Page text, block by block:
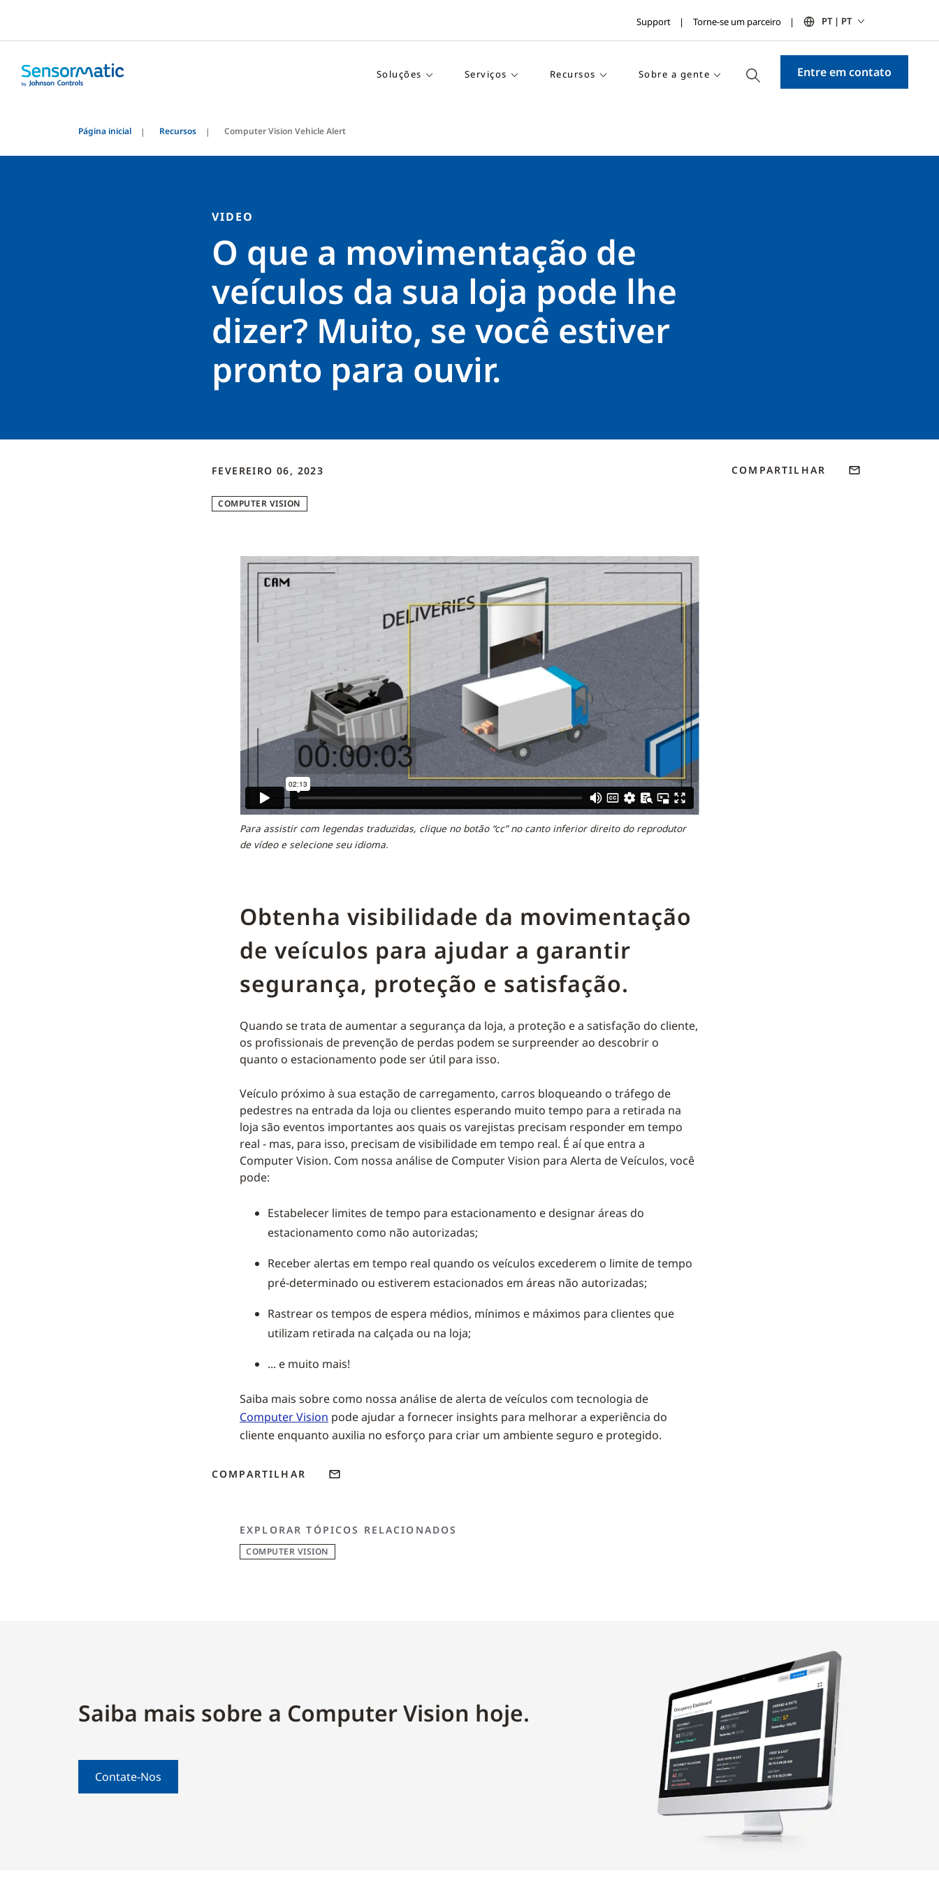
Support Torne-se um parceiro PT | PT
Soluções Serviços Recursos Sobre a gente Entre em contato
Página inicial Recursos Computer Vision Vehicle Alert
VIDEO
O que a movimentação de
veículos da sua loja pode lhe
dizer? Muito, se você estiver
pronto para ouvir.
FEVEREIRO 06, 2023
COMPUTER VISION
COMPARTILHAR
Para assistir com legendas traduzidas, clique no botão “cc” no canto inferior direito do reprodutor
de vídeo e selecione seu idioma.
Obtenha visibilidade da movimentação
de veículos para ajudar a garantir
segurança, proteção e satisfação.
Quando se trata de aumentar a segurança da loja, a proteção e a satisfação do cliente,
os profissionais de prevenção de perdas podem se surpreender ao descobrir o
quanto o estacionamento pode ser útil para isso.
Veículo próximo à sua estação de carregamento, carros bloqueando o tráfego de
pedestres na entrada da loja ou clientes esperando muito tempo para a retirada na
loja são eventos importantes aos quais os varejistas precisam responder em tempo
real - mas, para isso, precisam de visibilidade em tempo real. É aí que entra a
Computer Vision. Com nossa análise de Computer Vision para Alerta de Veículos, você
pode:
Estabelecer limites de tempo para estacionamento e designar áreas do
estacionamento como não autorizadas;
Receber alertas em tempo real quando os veículos excederem o limite de tempo
pré-determinado ou estiverem estacionados em áreas não autorizadas;
Rastrear os tempos de espera médios, mínimos e máximos para clientes que
utilizam retirada na calçada ou na loja;
... e muito mais!
Saiba mais sobre como nossa análise de alerta de veículos com tecnologia de
Computer Vision pode ajudar a fornecer insights para melhorar a experiência do
cliente enquanto auxilia no esforço para criar um ambiente seguro e protegido.
COMPARTILHAR
EXPLORAR TÓPICOS RELACIONADOS
COMPUTER VISION
Saiba mais sobre a Computer Vision hoje.
Contate-Nos